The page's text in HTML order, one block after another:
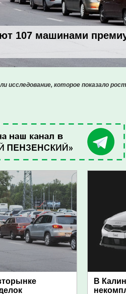
107 машинами
исследование, которое показало
В